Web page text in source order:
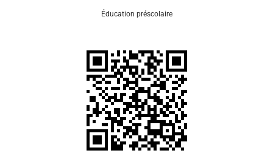
Éducation préscolaire